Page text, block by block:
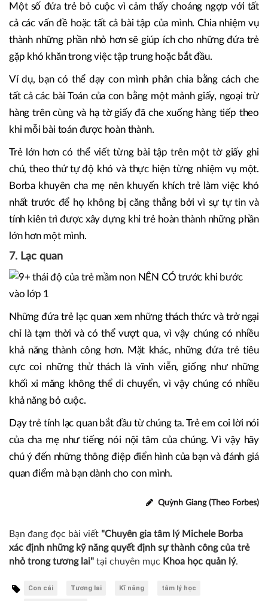
Một số đứa trẻ bỏ cuộc vì cảm thấy choáng ngợp với tất
cả các vấn đề hoặc tất cả bài tập của mình. Chia nhiệm vụ
thành những phần nhỏ hơn sẽ giúp ích cho những đứa trẻ
gặp khó khăn trong việc tập trung hoặc bắt đầu.
Ví dụ, bạn có thể dạy con mình phân chia bằng cách che
tất cả các bài Toán của con bằng một mảnh giấy, ngoại trừ
hàng trên cùng và hạ tờ giấy đã che xuống hàng tiếp theo
khi mỗi bài toán được hoàn thành.
Trẻ lớn hơn có thể viết từng bài tập trên một tờ giấy ghi
chú, theo thứ tự độ khó và thực hiện từng nhiệm vụ một.
Borba khuyên cha mẹ nên khuyến khích trẻ làm việc khó
nhất trước để họ không bị căng thẳng bởi vì sự tự tin và
tính kiên trì được xây dựng khi trẻ hoàn thành những phần
lớn hơn một mình.
7. Lạc quan
Những đứa trẻ lạc quan xem những thách thức và trở ngại
chỉ là tạm thời và có thể vượt qua, vì vậy chúng có nhiều
khả năng thành công hơn. Mặt khác, những đứa trẻ tiêu
cực coi những thử thách là vĩnh viễn, giống như những
khối xi măng không thể di chuyển, vì vậy chúng có nhiều
khả năng bỏ cuộc.
Dạy trẻ tính lạc quan bắt đầu từ chúng ta. Trẻ em coi lời nói
của cha mẹ như tiếng nói nội tâm của chúng. Vì vậy hãy
chú ý đến những thông điệp điển hình của bạn và đánh giá
quan điểm mà bạn dành cho con mình.
Quỳnh Giang (Theo Forbes)
Bạn đang đọc bài viết "Chuyên gia tâm lý Michele Borba
xác định những kỹ năng quyết định sự thành công của trẻ
nhỏ trong tương lai" tại chuyên mục Khoa học quản lý.
Con cái Tương lai Kĩ năng tâm lý học